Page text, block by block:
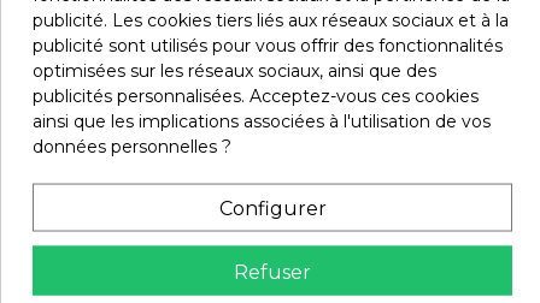
Retours et remboursements
Avis (0)
Vous aimerez aussi
publicité. Les cookies tiers liés aux réseaux sociaux et à la
publicité sont utilisés pour vous offrir des fonctionnalités
optimisées sur les réseaux sociaux, ainsi que des
publicités personnalisées. Acceptez-vous ces cookies
ainsi que les implications associées à l'utilisation de vos
données personnelles ?
Configurer
Refuser